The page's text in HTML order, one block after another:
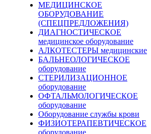
МЕДИЦИНСКОЕ
ОБОРУДОВАНИЕ
(СПЕЦПРЕДЛОЖЕНИЯ)
ДИАГНОСТИЧЕСКОЕ
медицинское оборудование
АЛКОТЕСТЕРЫ медицинские
БАЛЬНЕОЛОГИЧЕСКОЕ
оборудование
СТЕРИЛИЗАЦИОННОЕ
оборудование
ОФТАЛЬМОЛОГИЧЕСКОЕ
оборудование
Оборудование службы крови
ФИЗИОТЕРАПЕВТИЧЕСКОЕ